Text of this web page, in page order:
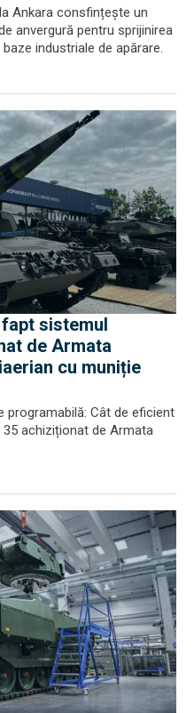
Ankara consfințește un
anvergură pentru sprijinirea
industriale de apărare.
sistemul
de Armata
cu muniție
programabilă: Cât de eficient
achiziționat de Armata